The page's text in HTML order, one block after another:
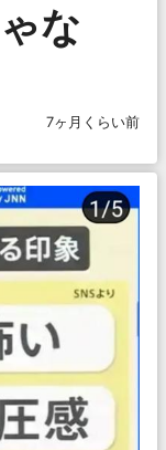
な
7ヶ月くらい前